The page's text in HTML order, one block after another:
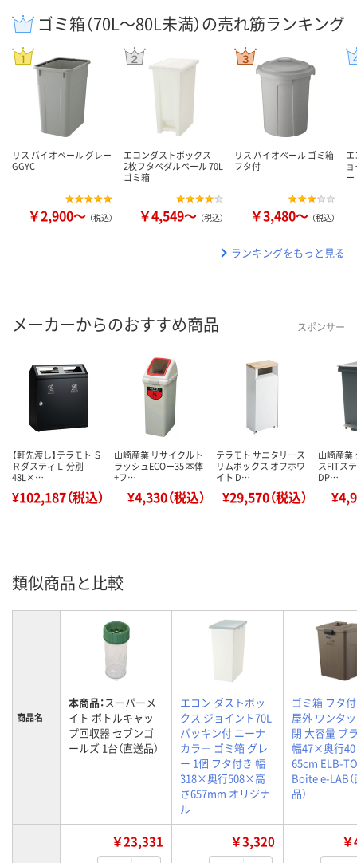
ゴミ箱（70L～80L未満）の売れ筋ランキング
リス バイオペール グレー
GGYC
￥2,900～ （税込）
エコンダストボックス
2枚フタペダルペール 70L
ゴミ箱
￥4,549～ （税込）
リス バイオペール ゴミ箱
フタ付
￥3,480～ （税込）
ランキングをもっと見る
メーカーからのおすすめ商品 スポンサー
【軒先渡し】テラモト Ｓ
ＲダスティＬ 分別
48L×…
¥102,187（税込）
山崎産業 リサイクルト
ラッシュECOー35 本体
+フ…
¥4,330（税込）
テラモト サニタリース
リムボックス オフホワ
イト D…
¥29,570（税込）
山崎産業
スFITス
DP…
類似商品と比較
商品名
本商品：スーパーメ
イト ボトルキャッ
プ回収器 セブンゴ
ールズ 1台（直送品）
エコン ダストボッ
クス ジョイント70L
パッキン付 ニーナ
カラ― ゴミ箱 グレ
ー 1個 フタ付き 幅
318×奥行508×高
さ657mm オリジナ
ル
ゴミ箱 フタ
屋外 ワンタ
閉 大容量 ブ
幅47×奥行
65cm ELB-
Boite e-LAB
品）
￥23,331 ￥3,320